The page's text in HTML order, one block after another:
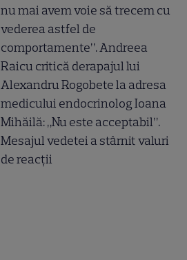
nu mai avem voie să trecem cu
vederea astfel de
comportamente”. Andreea
Raicu critică derapajul lui
Alexandru Rogobete la adresa
medicului endocrinolog Ioana
Mihăilă: „Nu este acceptabil”.
Mesajul vedetei a stârnit valuri
de reacții